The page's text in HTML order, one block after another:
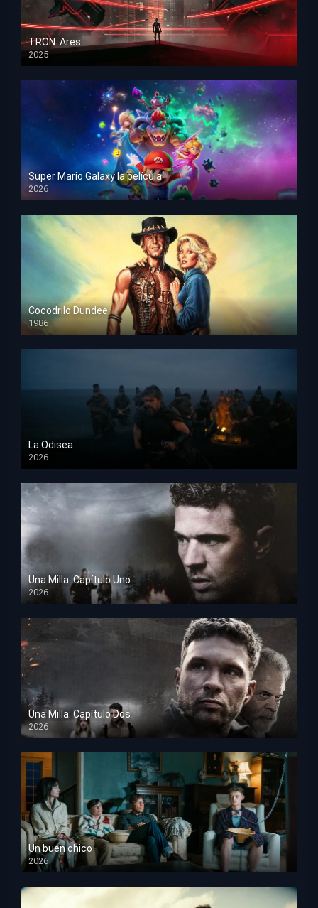
TRON: Ares
2025
HD 1080p
Super Mario Galaxy la película
2026
HD 1080p
Cocodrilo Dundee
1986
HD 1080p
La Odisea
2026
TS Screener
Una Milla: Capítulo Uno
2026
HD 1080p
Una Milla: Capítulo Dos
2026
HD 1080p
Un buen chico
2026
HD 1080p